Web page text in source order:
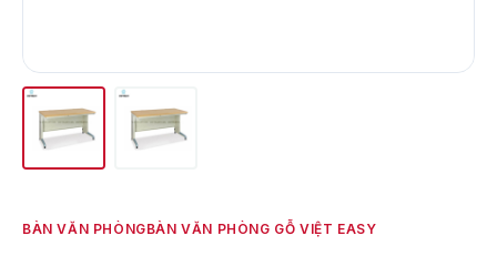
BÀN VĂN PHÒNGBÀN VĂN PHÒNG GỖ VIỆT EASY